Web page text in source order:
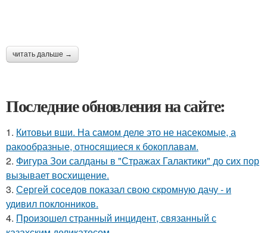
читать дальше →
Последние обновления на сайте:
1. Китовьи вши. На самом деле это не насекомые, а
ракообразные, относящиеся к бокоплавам.
2. Фигура Зои салданы в "Стражах Галактики" до сих пор
вызывает восхищение.
3. Сергей соседов показал свою скромную дачу - и
удивил поклонников.
4. Произошел странный инцидент, связанный с